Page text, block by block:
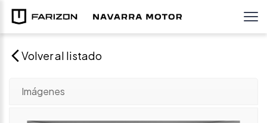
Volver al listado
Imágenes